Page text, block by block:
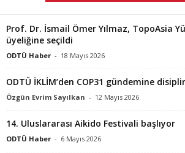
Prof. Dr. İsmail Ömer Yılmaz, TopoAsia
üyeliğine seçildi
ODTÜ Haber - 18 Mayıs 2026
ODTÜ İKLİM’den COP31 gündemine
Özgün Evrim Sayılkan - 12 Mayıs 2026
14. Uluslararası Aikido Festivali başlıyor
ODTÜ Haber - 6 Mayıs 2026